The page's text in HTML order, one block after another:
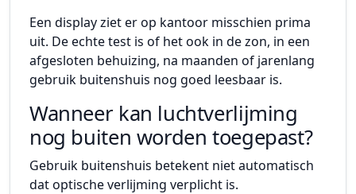
Een display ziet er op kantoor misschien prima
uit. De echte test is of het ook in de zon, in een
afgesloten behuizing, na maanden of jarenlang
gebruik buitenshuis nog goed leesbaar is.
Wanneer kan luchtverlijming
nog buiten worden toegepast?
Gebruik buitenshuis betekent niet automatisch
dat optische verlijming verplicht is.